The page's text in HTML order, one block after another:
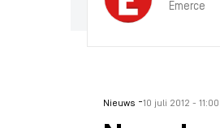
Emerce
Nieuws -10 juli 2012 - 11:00